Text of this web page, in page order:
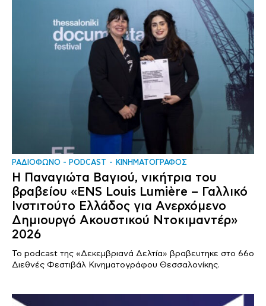
ΡΑΔΙΟΦΩΝΟ - PODCAST ΚΙΝΗΜΑΤΟΓΡΑΦΟΣ
Η Παναγιώτα Βαγιού, νικήτρια του
βραβείου «ENS Louis Lumière – Γαλλικό
Ινστιτούτο Ελλάδος για Ανερχόμενο
Δημιουργό Ακουστικού Ντοκιμαντέρ»
2026
Το podcast της «Δεκεμβριανά Δελτία» βραβευτηκε στο 66ο
Διεθνές Φεστιβάλ Κινηματογράφου Θεσσαλονίκης.